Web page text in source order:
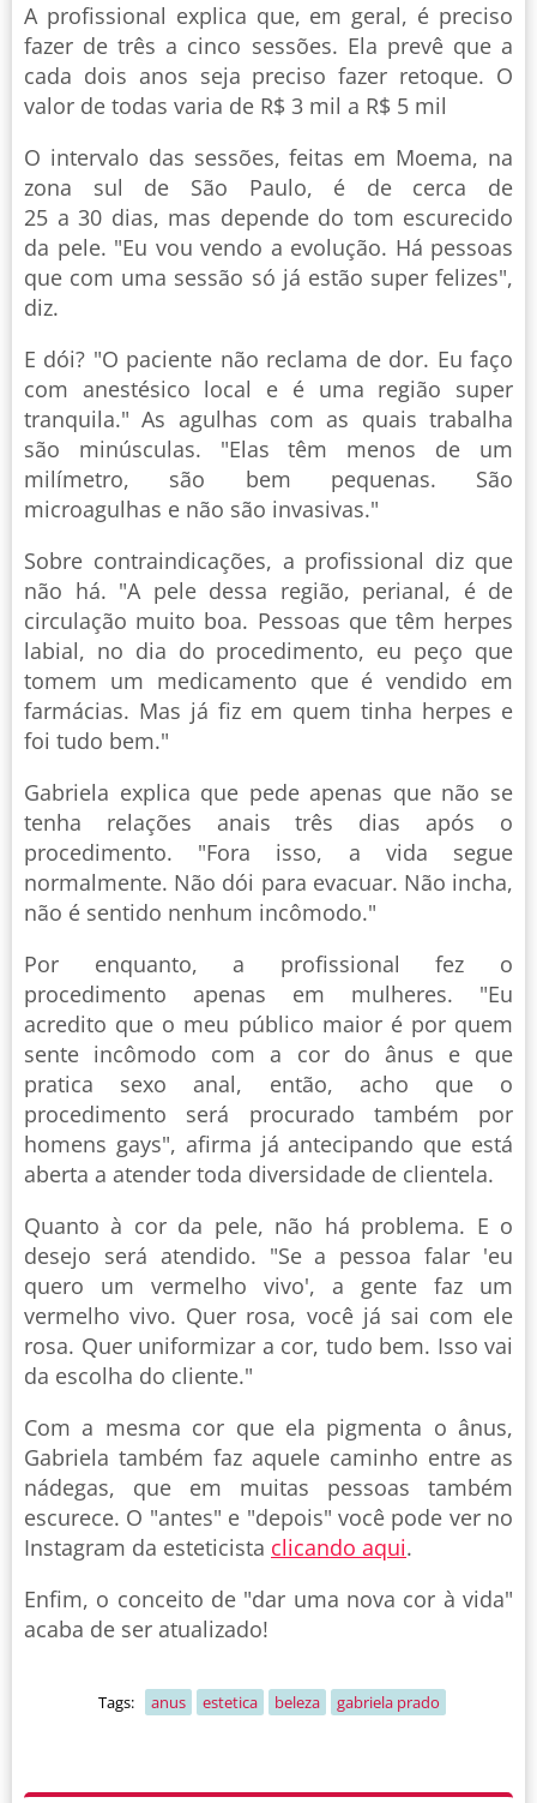
A profissional explica que, em geral, é preciso
fazer de três a cinco sessões. Ela prevê que a
cada dois anos seja preciso fazer retoque. O
valor de todas varia de R$ 3 mil a R$ 5 mil
O intervalo das sessões, feitas em Moema, na
zona sul de São Paulo, é de cerca de
25 a 30 dias, mas depende do tom escurecido
da pele. "Eu vou vendo a evolução. Há pessoas
que com uma sessão só já estão super felizes",
diz.
E dói? "O paciente não reclama de dor. Eu faço
com anestésico local e é uma região super
tranquila." As agulhas com as quais trabalha
são minúsculas. "Elas têm menos de um
milímetro, são bem pequenas. São
microagulhas e não são invasivas."
Sobre contraindicações, a profissional diz que
não há. "A pele dessa região, perianal, é de
circulação muito boa. Pessoas que têm herpes
labial, no dia do procedimento, eu peço que
tomem um medicamento que é vendido em
farmácias. Mas já fiz em quem tinha herpes e
foi tudo bem."
Gabriela explica que pede apenas que não se
tenha relações anais três dias após o
procedimento. "Fora isso, a vida segue
normalmente. Não dói para evacuar. Não incha,
não é sentido nenhum incômodo."
Por enquanto, a profissional fez o
procedimento apenas em mulheres. "Eu
acredito que o meu público maior é por quem
sente incômodo com a cor do ânus e que
pratica sexo anal, então, acho que o
procedimento será procurado também por
homens gays", afirma já antecipando que está
aberta a atender toda diversidade de clientela.
Quanto à cor da pele, não há problema. E o
desejo será atendido. "Se a pessoa falar 'eu
quero um vermelho vivo', a gente faz um
vermelho vivo. Quer rosa, você já sai com ele
rosa. Quer uniformizar a cor, tudo bem. Isso vai
da escolha do cliente."
Com a mesma cor que ela pigmenta o ânus,
Gabriela também faz aquele caminho entre as
nádegas, que em muitas pessoas também
escurece. O "antes" e "depois" você pode ver no
Instagram da esteticista clicando aqui.
Enfim, o conceito de "dar uma nova cor à vida"
acaba de ser atualizado!
Tags: anus estetica beleza gabriela prado